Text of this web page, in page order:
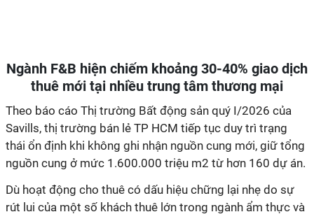
Ngành F&B hiện chiếm khoảng 30-40% giao dịch
thuê mới tại nhiều trung tâm thương mại
Theo báo cáo Thị trường Bất động sản quý I/2026 của
Savills, thị trường bán lẻ TP HCM tiếp tục duy trì trạng
thái ổn định khi không ghi nhận nguồn cung mới, giữ tổng
nguồn cung ở mức 1.600.000 triệu m2 từ hơn 160 dự án.
Dù hoạt động cho thuê có dấu hiệu chững lại nhẹ do sự
rút lui của một số khách thuê lớn trong ngành ẩm thực và